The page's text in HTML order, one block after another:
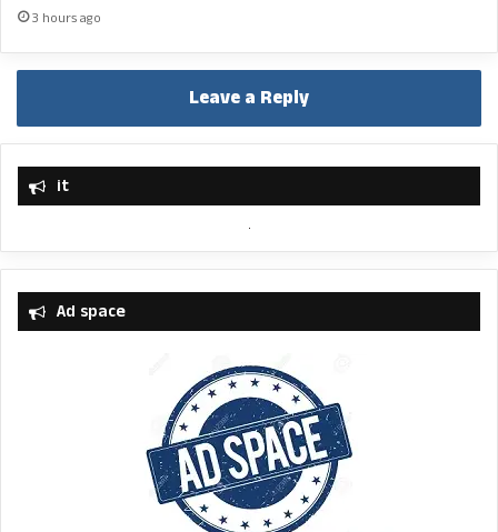
3 hours ago
Leave a Reply
it
Ad space